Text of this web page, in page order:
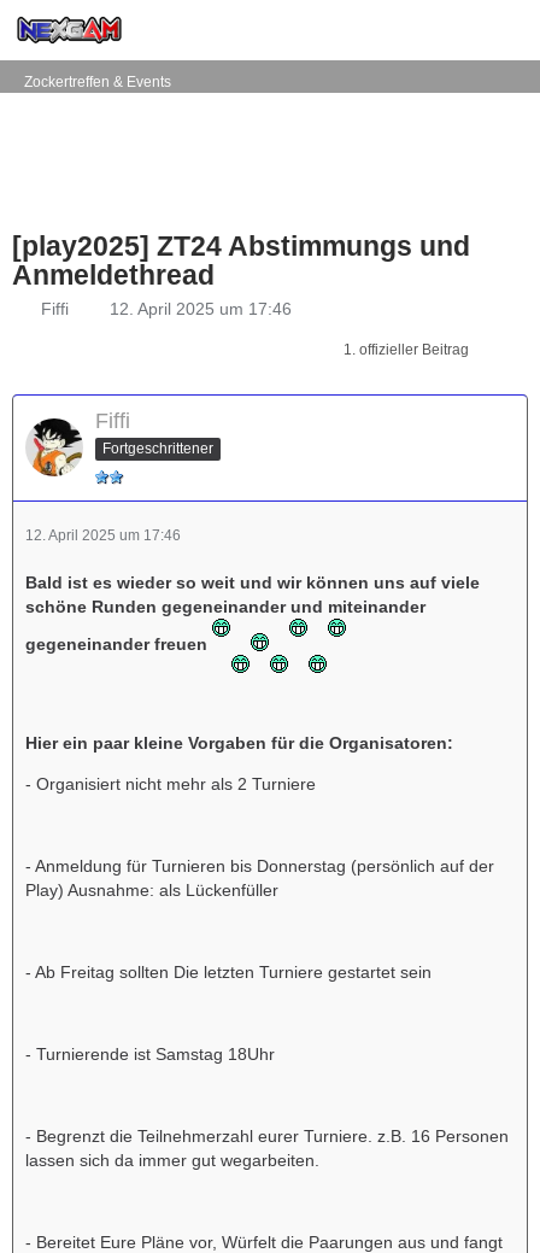
Zockertreffen & Events
[play2025] ZT24 Abstimmungs und
Anmeldethread
Fiffi 12. April 2025 um 17:46
1. offizieller Beitrag
Fiffi
Fortgeschrittener
12. April 2025 um 17:46
Bald ist es wieder so weit und wir können uns auf viele
schöne Runden gegeneinander und miteinander
gegeneinander freuen
Hier ein paar kleine Vorgaben für die Organisatoren:
- Organisiert nicht mehr als 2 Turniere
- Anmeldung für Turnieren bis Donnerstag (persönlich auf der
Play) Ausnahme: als Lückenfüller
- Ab Freitag sollten Die letzten Turniere gestartet sein
- Turnierende ist Samstag 18Uhr
- Begrenzt die Teilnehmerzahl eurer Turniere. z.B. 16 Personen
lassen sich da immer gut wegarbeiten.
- Bereitet Eure Pläne vor, Würfelt die Paarungen aus und fangt